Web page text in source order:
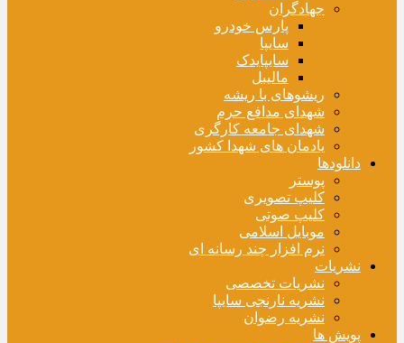
جهادگران
پارس خودرو
سایپا
سایپایدک
مالیبل
ریشوهای با ریشه
شهدای مدافع حرم
شهدای جامعه کارگری
یادمان های شهدا کشور
دانلودها
پوستر
کلیپ تصویری
کلیپ صوتی
موبایل اسلامی
نرم افزار چند رسانه ای
نشریات
نشریات تخصصی
نشریه نارنجی سایپا
نشریه رضوان
پویش ها